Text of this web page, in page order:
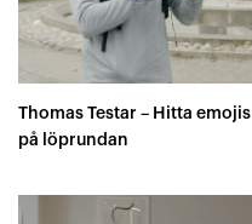
Thomas Testar – Hitta emojis
på löprundan